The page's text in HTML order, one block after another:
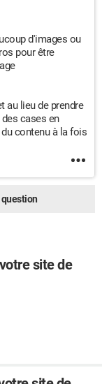
d'images ou
pour être
au lieu de prendre
cases en
contenu à la fois
question
site de